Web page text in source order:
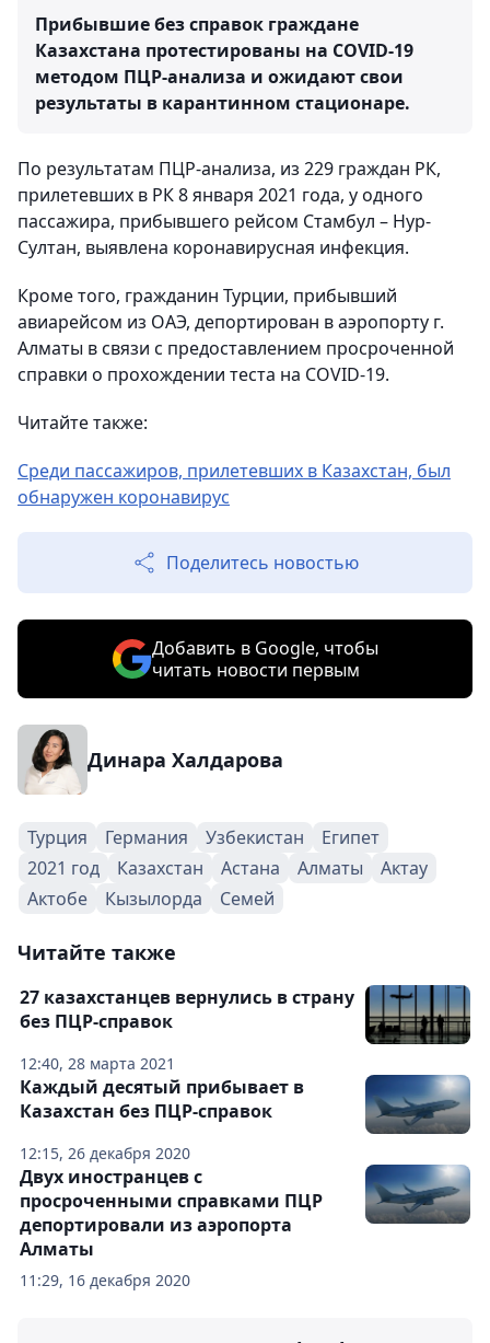
Прибывшие без справок граждане
Казахстана протестированы на COVID-19
методом ПЦР-анализа и ожидают свои
результаты в карантинном стационаре.
По результатам ПЦР-анализа, из 229 граждан РК,
прилетевших в РК 8 января 2021 года, у одного
пассажира, прибывшего рейсом Стамбул – Нур-
Султан, выявлена коронавирусная инфекция.
Кроме того, гражданин Турции, прибывший
авиарейсом из ОАЭ, депортирован в аэропорту г.
Алматы в связи с предоставлением просроченной
справки о прохождении теста на COVID-19.
Читайте также:
Среди пассажиров, прилетевших в Казахстан, был
обнаружен коронавирус
Поделитесь новостью
Добавить в Google, чтобы
читать новости первым
Динара Халдарова
Турция Германия Узбекистан
Египет
2021 год
Казахстан Астана Алматы
Актау
Актобе
Кызылорда Семей
Читайте также
12:40, 28 марта 2021
27 казахстанцев вернулись в страну
без ПЦР-справок
12:15, 26 декабря 2020
Каждый десятый прибывает в
Казахстан без ПЦР-справок
11:29, 16 декабря 2020
Двух иностранцев с
просроченными справками ПЦР
депортировали из аэропорта
Алматы